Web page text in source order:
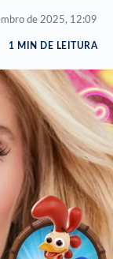
de 2025, 12:09
1 MIN DE LEITURA